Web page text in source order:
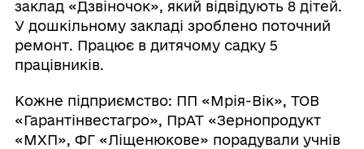
заклад «Дзвіночок», який відвідують 8 дітей.
У дошкільному закладі зроблено поточний
ремонт. Працює в дитячому садку 5
працівників.
Кожне підприємство: ПП «Мрія-Вік», ТОВ
«Гарантінвестагро», ПрАТ «Зернопродукт
«МХП», ФГ «Ліщенюкове» порадували учнів